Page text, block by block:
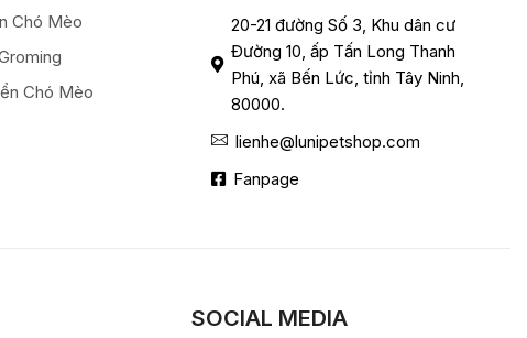
Chó Mèo
Chó Mèo
20-21 đường Số 3, Khu dân cư
Đường 10, ấp Tấn Long Thanh
Phú, xã Bến Lức, tỉnh Tây Ninh,
80000.
lienhe@lunipetshop.com
Fanpage
SOCIAL MEDIA